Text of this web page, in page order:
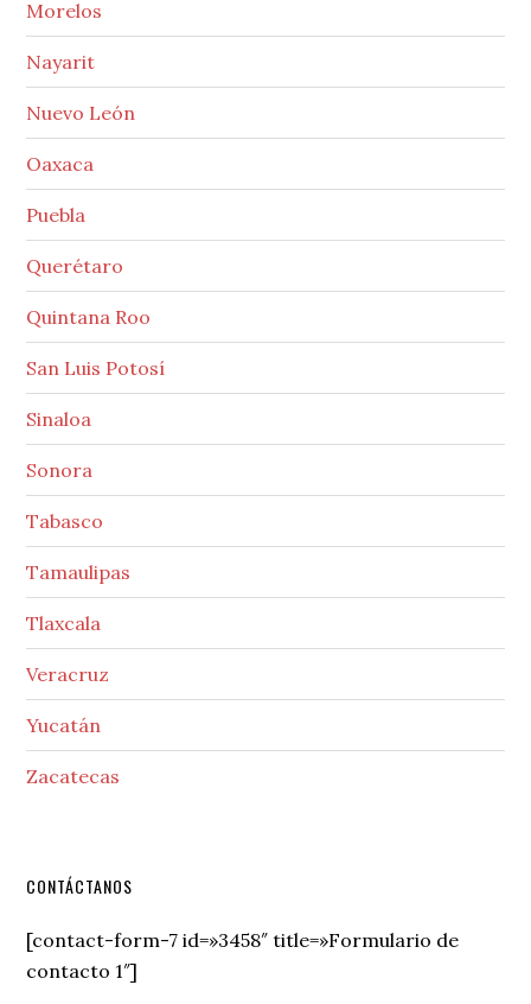
Morelos
Nayarit
Nuevo León
Oaxaca
Puebla
Querétaro
Quintana Roo
San Luis Potosí
Sinaloa
Sonora
Tabasco
Tamaulipas
Tlaxcala
Veracruz
Yucatán
Zacatecas
Secondary
Sidebar
CONTÁCTANOS
[contact-form-7 id=»3458″ title=»Formulario de
contacto 1″]